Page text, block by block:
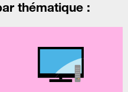
thématique :